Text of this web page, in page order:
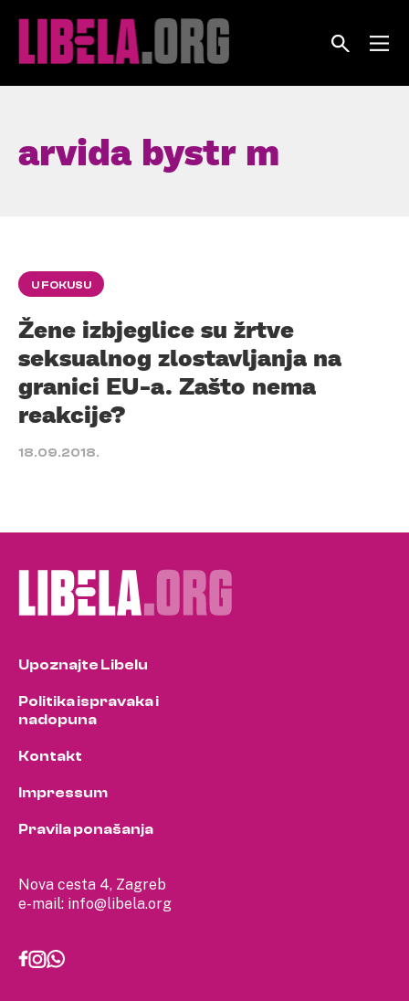
arvida bystr m
U FOKUSU
Žene izbjeglice su žrtve
seksualnog zlostavljanja na
granici EU-a. Zašto nema
reakcije?
18.09.2018.
Nova cesta 4, Zagreb
e-mail: info@libela.org
Upoznajte Libelu
Politika ispravaka i
nadopuna
Kontakt
Impressum
Pravila ponašanja